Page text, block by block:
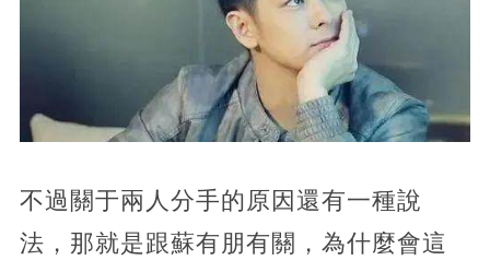
不過關于兩人分手的原因還有一種說
法，那就是跟蘇有朋有關，為什麼會這